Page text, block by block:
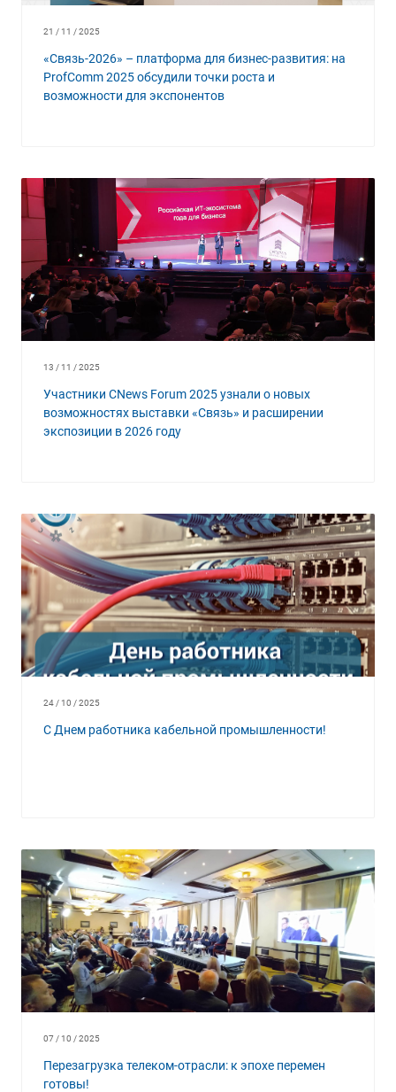
21 / 11 / 2025
«Связь-2026» – платформа для бизнес-развития: на
ProfComm 2025 обсудили точки роста и
возможности для экспонентов
13 / 11 / 2025
Участники CNews Forum 2025 узнали о новых
возможностях выставки «Связь» и расширении
экспозиции в 2026 году
24 / 10 / 2025
С Днем работника кабельной промышленности!
07 / 10 / 2025
Перезагрузка телеком-отрасли: к эпохе перемен
готовы!